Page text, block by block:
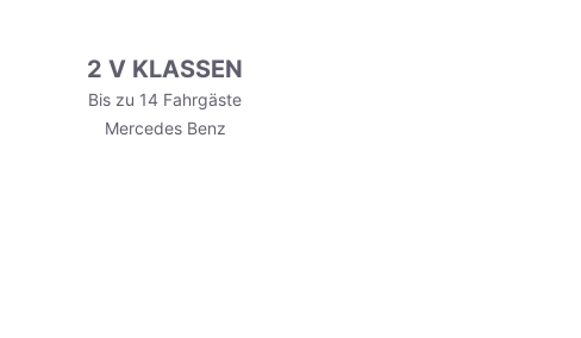
2 V KLASSEN
Bis zu 14 Fahrgäste
Mercedes Benz